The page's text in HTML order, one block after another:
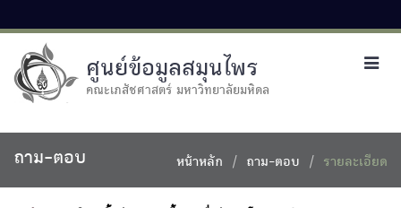
ศูนย์ข้อมูลสมุนไพร
คณะเภสัชศาสตร์ มหาวิทยาลัยมหิดล
ถาม-ตอบ หน้าหลัก ถาม-ตอบ รายละเอียด